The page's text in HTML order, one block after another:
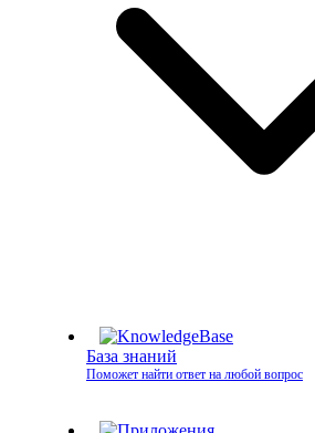
База знаний
Поможет найти ответ на любой вопрос